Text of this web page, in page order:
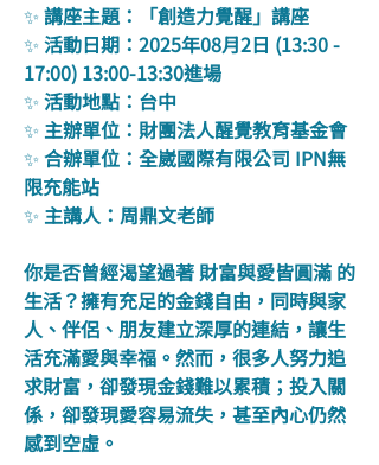
✨ 講座主題：「創造力覺醒」講座
✨ 活動日期：2025年08月2日 (13:30 -
17:00) 13:00-13:30進場
✨ 活動地點：台中
✨ 主辦單位：財團法人醒覺教育基金會
✨ 合辦單位：全崴國際有限公司 IPN無
限充能站
✨ 主講人：周鼎文老師
你是否曾經渴望過著 財富與愛皆圓滿 的
生活？擁有充足的金錢自由，同時與家
人、伴侶、朋友建立深厚的連結，讓生
活充滿愛與幸福。然而，很多人努力追
求財富，卻發現金錢難以累積；投入關
係，卻發現愛容易流失，甚至內心仍然
感到空虛。